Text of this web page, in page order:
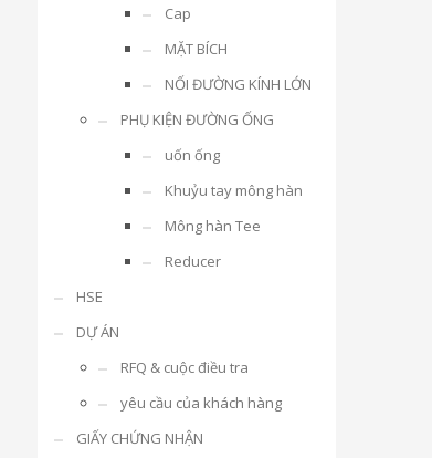
Cap
MẶT BÍCH
NỐI ĐƯỜNG KÍNH LỚN
PHỤ KIỆN ĐƯỜNG ỐNG
uốn ống
Khuỷu tay mông hàn
Mông hàn Tee
Reducer
HSE
DỰ ÁN
RFQ & cuộc điều tra
yêu cầu của khách hàng
GIẤY CHỨNG NHẬN